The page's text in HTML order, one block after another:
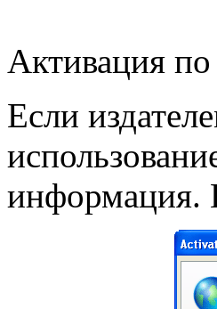
Активация
Если
информация.